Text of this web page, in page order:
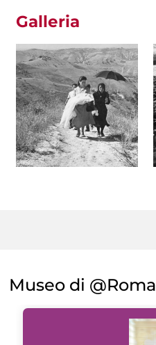
Galleria
Museo di